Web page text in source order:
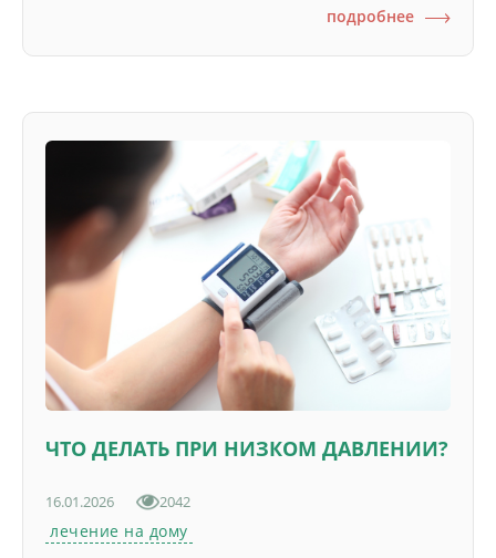
подробнее
ЧТО ДЕЛАТЬ ПРИ НИЗКОМ ДАВЛЕНИИ?
16.01.2026 2042
лечение на дому